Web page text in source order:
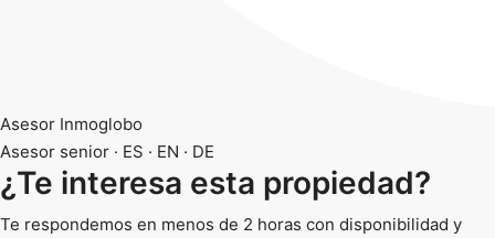
Asesor Inmoglobo
Asesor senior · ES · EN · DE
¿Te interesa esta propiedad?
Te respondemos en menos de 2 horas con disponibilidad y